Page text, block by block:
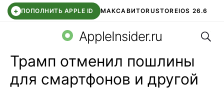
+ ПОПОЛНИТЬ APPLE ID МАКСАВИТОRUSTOREIOS 26.6
СБЕР КИДС ВТБ ОНЛАЙН ЧАТ В ROBLOX
AppleInsider.ru
Трамп отменил пошлины
для смартфонов и другой